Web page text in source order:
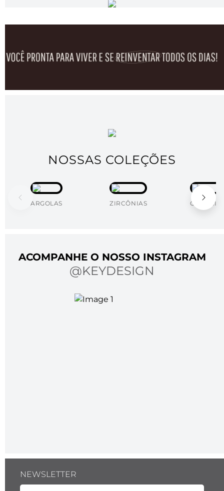
NOSSAS COLEÇÕES
ARGOLAS ZIRCÔNIAS
ACOMPANHE O NOSSO INSTAGRAM
@KEYDESIGN
NEWSLETTER